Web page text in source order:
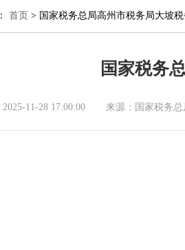
首页 > 国家税务总局高州市税务局大坡
国家税务
2025-11-28 17:00:00 来源： 国家税务